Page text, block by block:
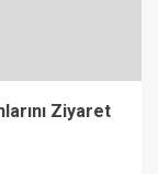
Ziyaret